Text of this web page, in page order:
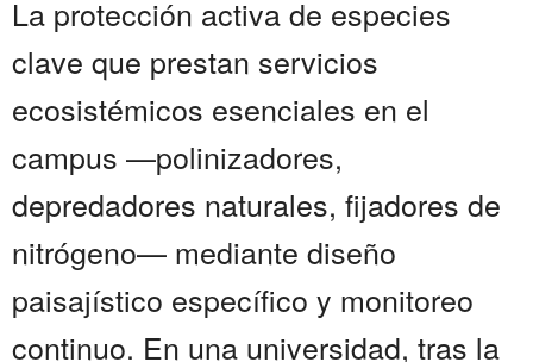
La protección activa de especies
clave que prestan servicios
ecosistémicos esenciales en el
campus —polinizadores,
depredadores naturales, fijadores de
nitrógeno— mediante diseño
paisajístico específico y monitoreo
continuo. En una universidad, tras la